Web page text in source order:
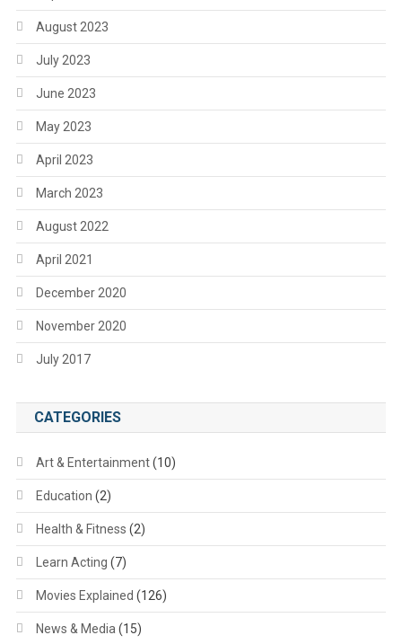
August 2023
July 2023
June 2023
May 2023
April 2023
March 2023
August 2022
April 2021
December 2020
November 2020
July 2017
CATEGORIES
Art & Entertainment(10)
Education (2)
Health & Fitness (2)
Learn Acting (7)
Movies Explained (126)
News & Media (15)